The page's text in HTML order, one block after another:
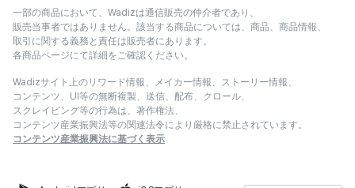
一部の商品において、Wadizは通信販売の仲介者であり、
販売当事者ではありません。該当する商品については、商品、商品情報、
取引に関する義務と責任は販売者にあります。
各商品ページにて詳細をご確認ください。
Wadizサイト上のリワード情報、メイカー情報、ストーリー情報、
コンテンツ、UI等の無断複製、送信、配布、クロール、
スクレイピング等の行為は、著作権法、
コンテンツ産業振興法等の関連法令により厳格に禁止されています。
コンテンツ産業振興法に基づく表示